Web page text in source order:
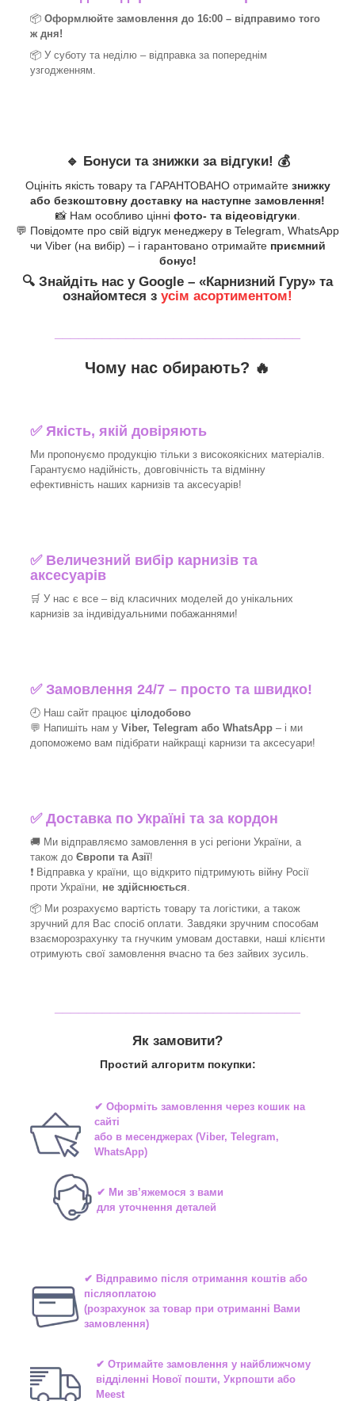
📦 Оформлюйте замовлення до 16:00 – відправимо того
ж дня!
📦 У суботу та неділю – відправка за попереднім
узгодженням.
🔹 Бонуси та знижки за відгуки! 💰
Оцініть якість товару та ГАРАНТОВАНО отримайте знижку
або безкоштовну доставку на наступне замовлення!
📸 Нам особливо цінні фото- та відеовідгуки.
💬 Повідомте про свій відгук менеджеру в Telegram, WhatsApp
чи Viber (на вибір) – і гарантовано отримайте приємний
бонус!
🔍 Знайдіть нас у Google – «Карнизний Гуру» та
ознайомтеся з усім асортиментом!
Чому нас обирають? 🔥
✅Якість, якій довіряють
Ми пропонуємо продукцію тільки з високоякісних матеріалів.
Гарантуємо надійність, довговічність та відмінну
ефективність наших карнизів та аксесуарів!​
✅ Величезний вибір карнизів та
аксесуарів
🛒 У нас є все – від класичних моделей до унікальних
карнизів за індивідуальними побажаннями!​
✅Замовлення 24/7 – просто та швидко!
🕘 Наш сайт працює цілодобово
💬 Напишіть нам у Viber, Telegram або WhatsApp – і ми
допоможемо вам підібрати найкращі карнизи та аксесуари!
✅Доставка по Україні та за кордон
🚚 Ми відправляємо замовлення в усі регіони України, а
також до Європи та Азії!
❗ Відправка у країни, що відкрито підтримують війну Росії
проти України, не здійснюється
📦 Ми розрахуємо вартість товару та логістики, а також
зручний для Вас спосіб оплати. Завдяки зручним способам
взаєморозрахунку та гнучким умовам доставки, наші клієнти
отримують свої замовлення вчасно та без зайвих зусиль.
Як замовити?
Простий алгоритм покупки:
✔ Оформіть замовлення через кошик на
сайті
або в месенджерах(Viber, Telegram,
WhatsApp)
✔ Ми зв’яжемося з вами
для уточнення деталей
✔ Відправимо після отримання коштів або
післяоплатою
(розрахунок за товар при отриманні Вами
замовлення)
✔ Отримайте замовлення у найближчому
відділенні Нової пошти, Укрпошти або
Meest